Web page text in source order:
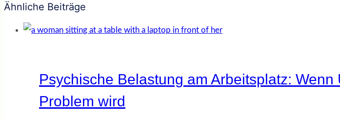
Ähnliche Beiträge
Psychische Belastung am Arbeitsplatz:
Problem wird